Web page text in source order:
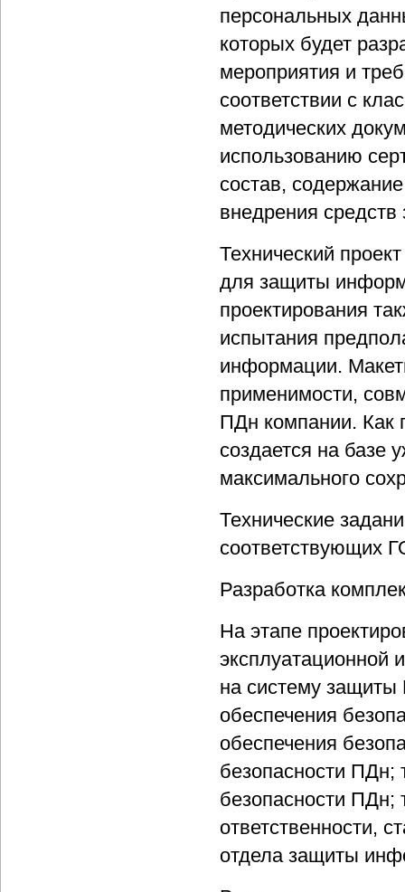
персональных
которых будет
мероприятия и
соответствии с
методических
использованию
состав,
внедрения
Технический
для защиты
проектирования
испытания
информации.
применимости,
ПДн компании. Как
создается на базе
максимального
Технические
соответствующих
Разработка
На этапе
эксплуатационной
на систему
обеспечения
обеспечения
безопасности ПДн;
безопасности ПДн;
ответственности,
отдела защиты